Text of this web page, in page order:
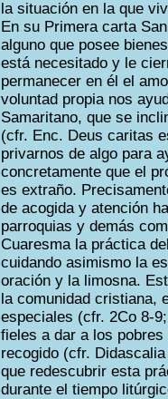
la situación en la que
En su Primera carta
alguno que posee
está necesitado y le
permanecer en él el
voluntad propia nos
Samaritano, que se
(cfr. Enc. Deus caritas
privarnos de algo para
concretamente que el
es extraño.
de acogida y atención
parroquias y demás
Cuaresma la práctica
cuidando asimismo la
oración y la limosna.
la comunidad cristiana,
especiales (cfr. 2Co 8-
fieles a dar a los
recogido (cfr.
que redescubrir esta
durante el tiempo